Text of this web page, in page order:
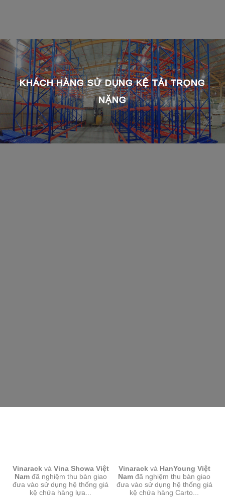
KHÁCH HÀNG SỬ DỤNG KỆ TẢI TRỌNG
NẶNG
SHOWA VN
Vinarackvà Vina Showa Việt
Namđã nghiệm thu bàn giao
đưa vào sử dụng hệ thống giá
kệ chứa hàng lựa...
HANYOUNG VN
Vinarackvà HanYoung Việt
Nam đã nghiệm thu bàn giao
đưa vào sử dụng hệ thống giá
kệ chứa hàng Carto...